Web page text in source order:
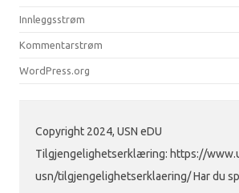
Innleggsstrøm
Kommentarstrøm
WordPress.org
Copyright 2024, USN eDU
Tilgjengelighetserklæring: https://
usn/tilgjengelighetserklaering/ Har du